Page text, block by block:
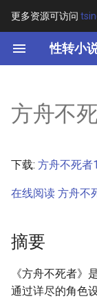
更多资源可访问
性转小
键
开
搜
索
其他信息
正文
方舟不
下载: 方舟不死者
在线阅读 方舟不
摘要
《方舟不死者》
通过详尽的角色